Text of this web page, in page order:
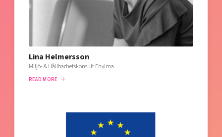
Lina Helmersson
Miljö- & Hållbarhetskonsult Envima
READ MORE